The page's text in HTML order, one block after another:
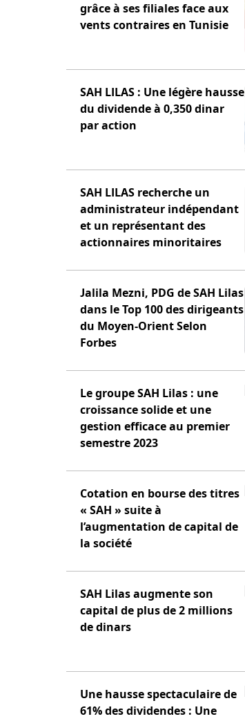
grâce à ses filiales face aux
vents contraires en Tunisie
SAH LILAS : Une légère hausse
du dividende à 0,350 dinar
par action
SAH LILAS recherche un
administrateur indépendant
et un représentant des
actionnaires minoritaires
Jalila Mezni, PDG de SAH Lilas
dans le Top 100 des dirigeants
du Moyen-Orient Selon
Forbes
Le groupe SAH Lilas : une
croissance solide et une
gestion efficace au premier
semestre 2023
Cotation en bourse des titres
« SAH » suite à
l’augmentation de capital de
la société
SAH Lilas augmente son
capital de plus de 2 millions
de dinars
Une hausse spectaculaire de
61% des dividendes : Une